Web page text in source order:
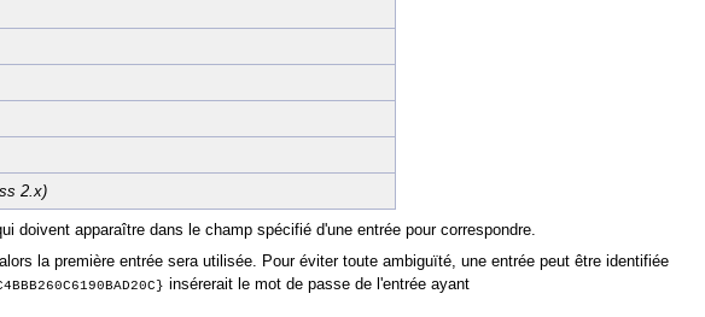
2.x)
doivent apparaître dans le champ spécifié d'une entrée pour correspondre.
la première entrée sera utilisée. Pour éviter toute ambiguïté, une entrée peut être identifiée
insérerait le mot de passe de l'entrée ayant